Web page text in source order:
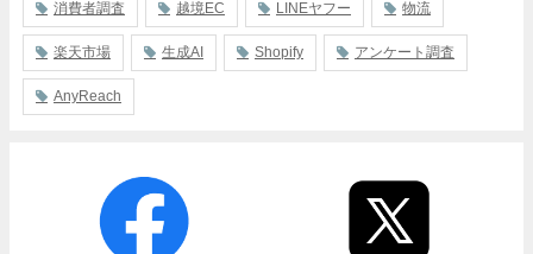
消費者調査 越境EC LINEヤフー 物流
楽天市場 生成AI Shopify アンケート調査
AnyReach